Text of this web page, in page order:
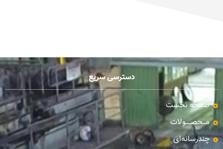
دسترسی سریع
صفحه نخست
مـــحصـــــولات
چندرسانه‌ای